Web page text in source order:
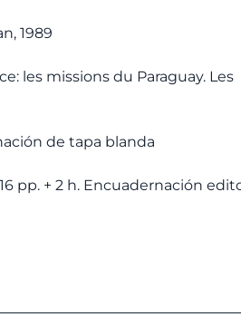
1989
les missions du Paraguay. Les
de tapa blanda
pp. + 2 h. Encuadernación